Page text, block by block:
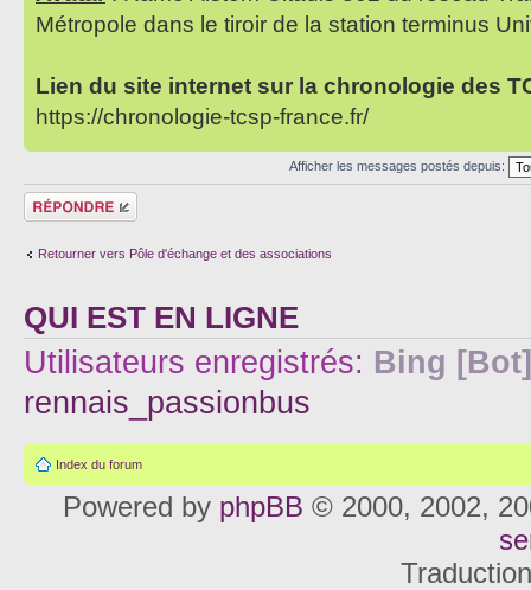
Métropole dans le tiroir de la station terminus
Lien du site internet sur la chronologie des
https://chronologie-tcsp-france.fr/
Afficher les messages postés depuis:
Répondre
Retourner vers Pôle d'échange et des associations
QUI EST EN LIGNE
Utilisateurs enregistrés: Bing [Bot]
rennais_passionbus
Index du forum
Powered by phpBB © 2000, 2002,